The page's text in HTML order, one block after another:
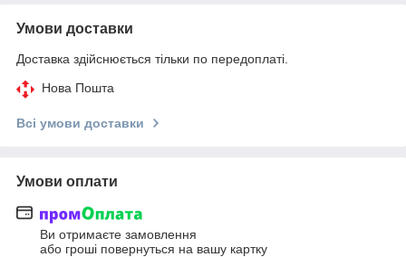
Умови доставки
Доставка здійснюється тільки по передоплаті.
Нова Пошта
Всі умови доставки
Умови оплати
Ви отримаєте замовлення
або гроші повернуться на вашу картку